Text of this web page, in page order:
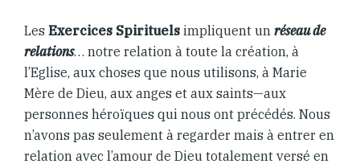
Les Exercices Spirituels impliquent un réseau de
relations… notre relation à toute la création, à
l’Eglise, aux choses que nous utilisons, à Marie
Mère de Dieu, aux anges et aux saints—aux
personnes héroïques qui nous ont précédés. Nous
n’avons pas seulement à regarder mais à entrer en
relation avec l’amour de Dieu totalement versé en